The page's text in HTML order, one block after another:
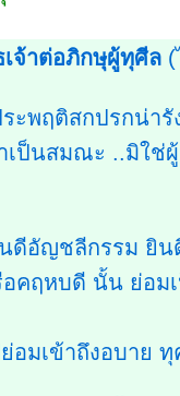
จ้าต่อภิกษุผู้ทุศีล
ะพฤติสกปรกน่า
ป็นสมณะ ..มิใช่
ดีอัญชลีกรรม ยิ
คฤหบดี นั้น ย่อม
อมเข้าถึงอบาย